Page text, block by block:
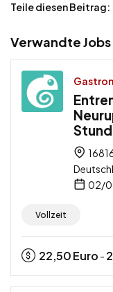
Teile diesen Beitrag:
Verwandte Jobs
02/
Vollzeit
22,50Euro -